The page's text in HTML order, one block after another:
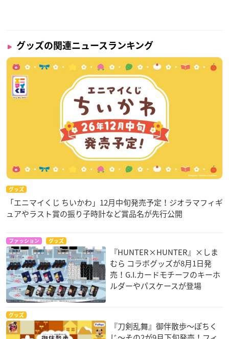
グッズの関連ニュースランキング
グッズ
「エニマイくじ ちいかわ」12月中旬発売予定！ジオラマフィギ
ュアやラスト賞の振り子時計など賞品名が先行公開
ファッション グッズ
『HUNTER×HUNTER』×しま
むら コラボグッズが8月1日発
売！G.I.カードモチーフのキーホ
ルダーやパスケースが登場
グッズ
『刀剣乱舞』御伴散歩～ぽちく